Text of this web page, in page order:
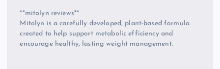
**mitolyn reviews**
Mitolyn is a carefully developed, plant-based formula
created to help support metabolic efficiency and
encourage healthy, lasting weight management.